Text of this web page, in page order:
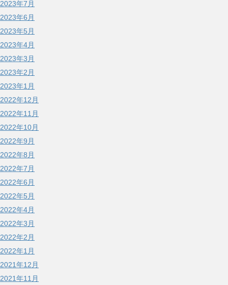
2023年7月
2023年6月
2023年5月
2023年4月
2023年3月
2023年2月
2023年1月
2022年12月
2022年11月
2022年10月
2022年9月
2022年8月
2022年7月
2022年6月
2022年5月
2022年4月
2022年3月
2022年2月
2022年1月
2021年12月
2021年11月